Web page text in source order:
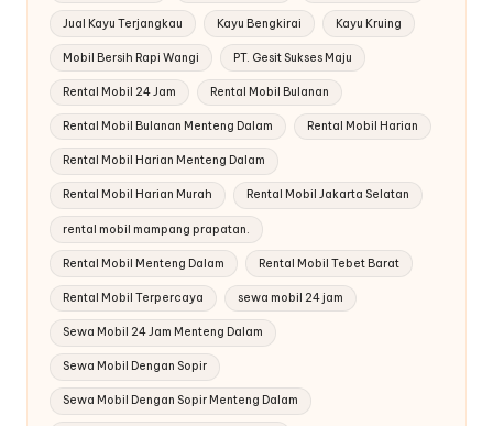
Jual Kayu Terjangkau Kayu Bengkirai Kayu Kruing
Mobil Bersih Rapi Wangi PT. Gesit Sukses Maju
Rental Mobil 24 Jam Rental Mobil Bulanan
Rental Mobil Bulanan Menteng Dalam Rental Mobil Harian
Rental Mobil Harian Menteng Dalam
Rental Mobil Harian Murah Rental Mobil Jakarta Selatan
rental mobil mampang prapatan.
Rental Mobil Menteng Dalam Rental Mobil Tebet Barat
Rental Mobil Terpercaya sewa mobil 24 jam
Sewa Mobil 24 Jam Menteng Dalam
Sewa Mobil Dengan Sopir
Sewa Mobil Dengan Sopir Menteng Dalam